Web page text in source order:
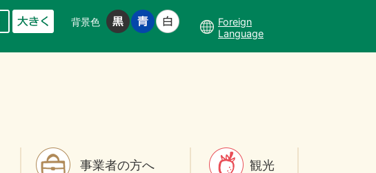
背景色
Foreign
Language
事業者の方へ 観光